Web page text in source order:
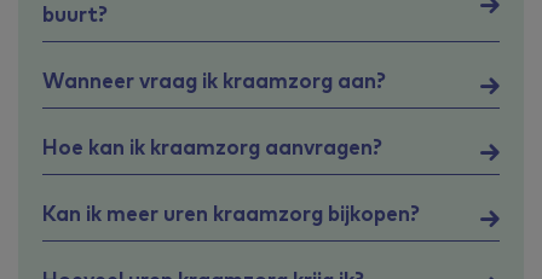
buurt?
Wanneer vraag ik kraamzorg aan?
Hoe kan ik kraamzorg aanvragen?
Kan ik meer uren kraamzorg bijkopen?